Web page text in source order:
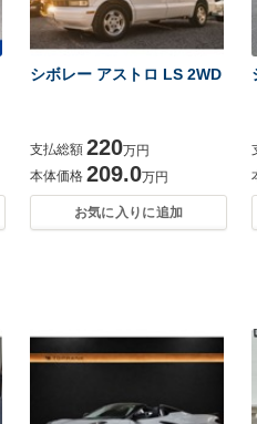
シボレー アストロ LS 2WD
支払総額 220万円
本体価格 209.0万円
お気に入りに追加